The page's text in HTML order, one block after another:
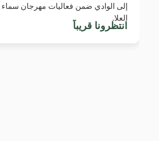
إلى الوادي ضمن فعاليات مهرجان سماء
العلا.
انتظرونا قريباً